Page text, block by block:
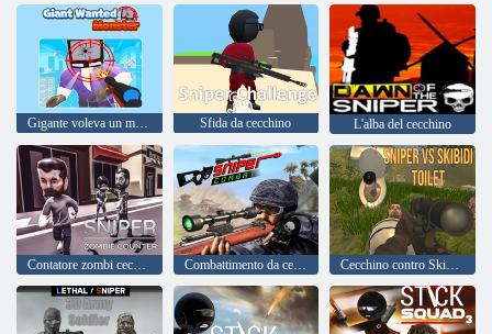
Gigante voleva un mostro Sfida da cecchino L'alba del cecchino
Contatore zombi cecchino Combattimento da cecchino 3D Cecchino contro Skibidi Toilette